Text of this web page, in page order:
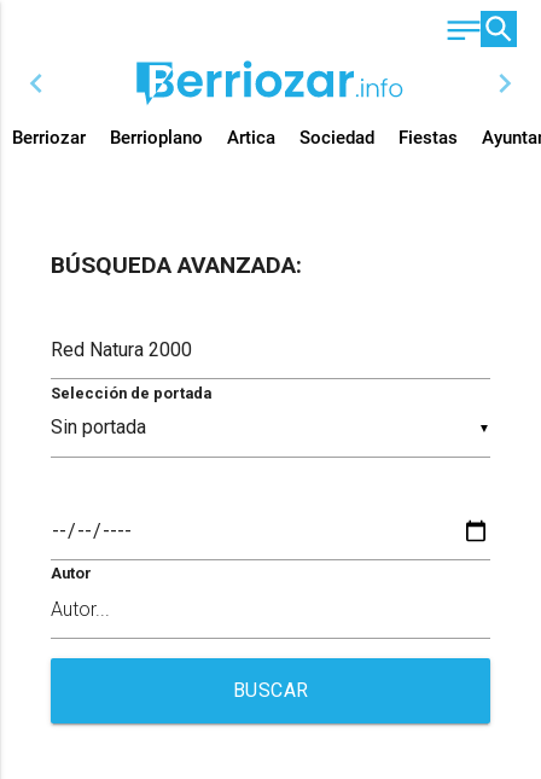
chevron_left chevron_right
Berriozar Berrioplano Artica Sociedad Fiestas
BÚSQUEDA AVANZADA:
▼
Selección de portada
Autor
BUSCAR